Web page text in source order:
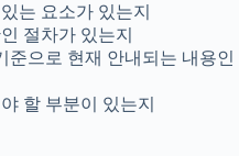
는 요소가 있는지
절차가 있는지
준으로 현재 안내되는 내용인
할 부분이 있는지